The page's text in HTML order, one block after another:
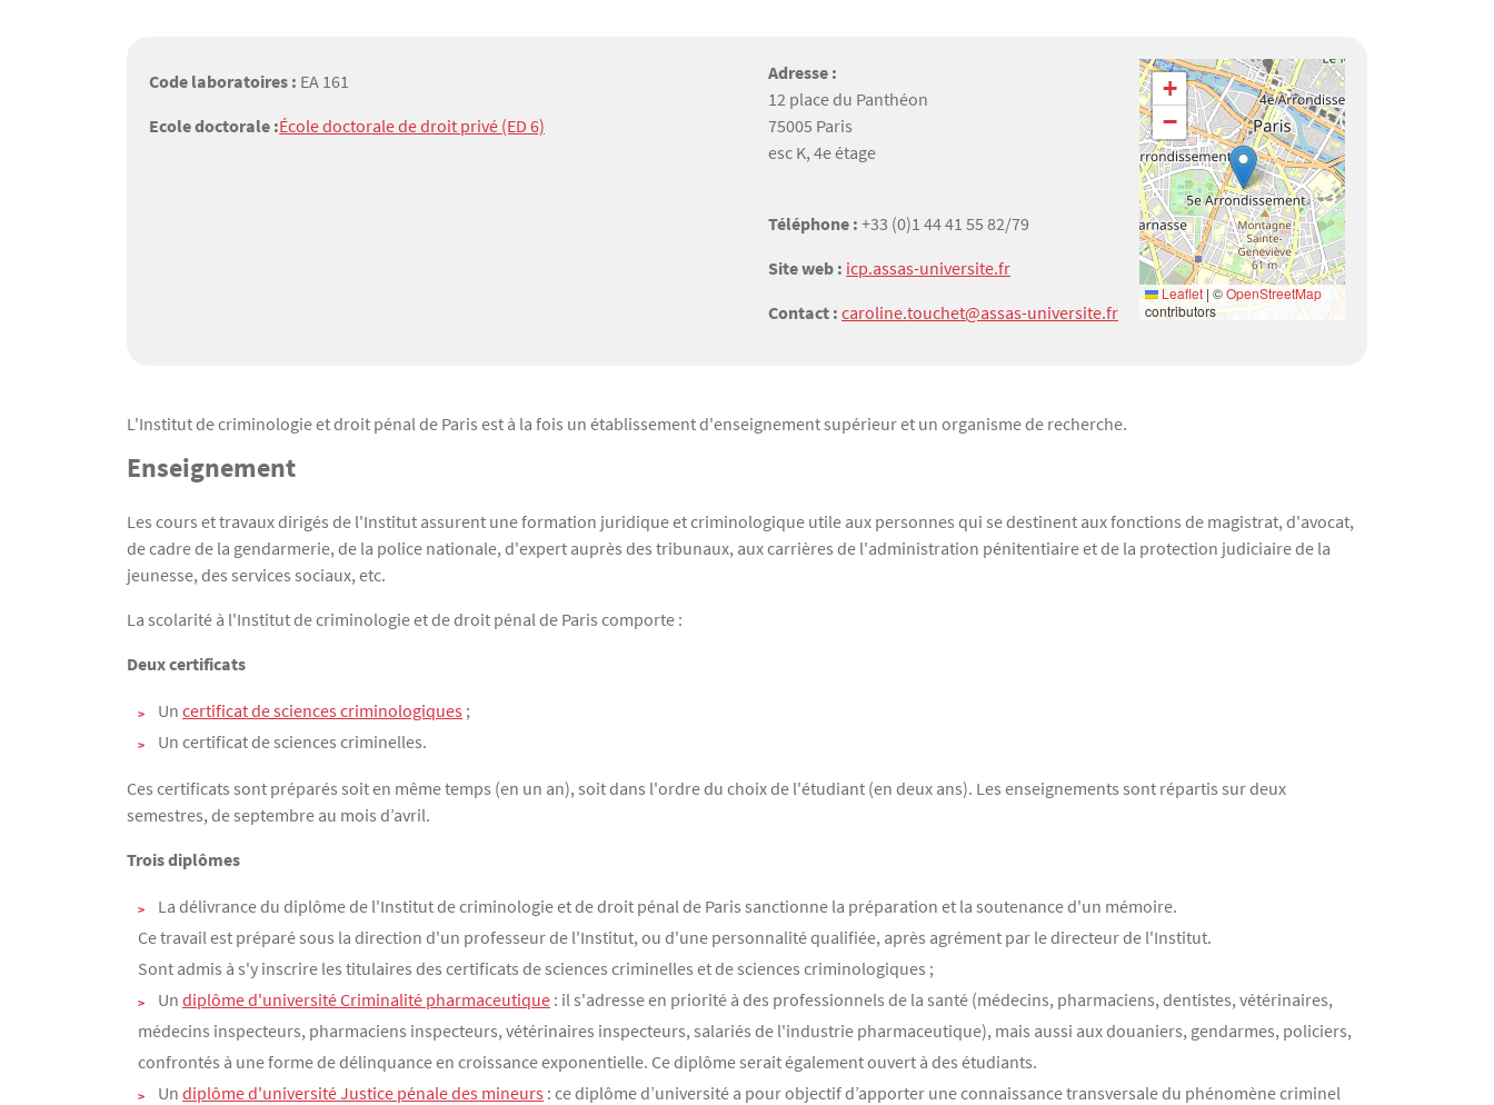
Code laboratoires : EA 161
Ecole doctorale :École doctorale de droit privé (ED 6)
Adresse :
12 place du Panthéon
75005 Paris
esc K, 4e étage
Téléphone : +33 (0)1 44 41 55 82/79
Site web : icp.assas-universite.fr
Contact : caroline.touchet@assas-universite.fr
Géolocalisation
+
−
Leaflet | ©OpenStreetMap
contributors
Texte
L'Institut de criminologie et droit pénal de Paris est à la fois un établissement d'enseignement supérieur et un organisme de recherche.
Enseignement
Les cours et travaux dirigés de l'Institut assurent une formation juridique et criminologique utile aux personnes qui se destinent aux fonctions de magistrat, d'avocat,
de cadre de la gendarmerie, de la police nationale, d'expert auprès des tribunaux, aux carrières de l'administration pénitentiaire et de la protection judiciaire de la
jeunesse, des services sociaux, etc.
La scolarité à l'Institut de criminologie et de droit pénal de Paris comporte :
Deux certificats
Un certificat de sciences criminologiques ;
Un certificat de sciences criminelles.
Ces certificats sont préparés soit en même temps (en un an), soit dans l'ordre du choix de l'étudiant (en deux ans). Les enseignements sont répartis sur deux
semestres, de septembre au mois d’avril.
Trois diplômes
La délivrance du diplôme de l'Institut de criminologie et de droit pénal de Paris sanctionne la préparation et la soutenance d'un mémoire.
Ce travail est préparé sous la direction d'un professeur de l'Institut, ou d'une personnalité qualifiée, après agrément par le directeur de l'Institut.
Sont admis à s'y inscrire les titulaires des certificats de sciences criminelles et de sciences criminologiques ;
Un diplôme d'université Criminalité pharmaceutique : il s'adresse en priorité à des professionnels de la santé (médecins, pharmaciens, dentistes, vétérinaires,
médecins inspecteurs, pharmaciens inspecteurs, vétérinaires inspecteurs, salariés de l'industrie pharmaceutique), mais aussi aux douaniers, gendarmes, policiers,
confrontés à une forme de délinquance en croissance exponentielle. Ce diplôme serait également ouvert à des étudiants.
Un diplôme d'université Justice pénale des mineurs : ce diplôme d’université a pour objectif d’apporter une connaissance transversale du phénomène criminel